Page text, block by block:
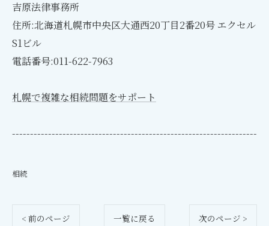
吉原法律事務所
住所:北海道札幌市中央区大通西20丁目2番20号 エクセル
S1ビル
電話番号:011-622-7963
札幌で複雑な相続問題をサポート
--------------------------------------------------------------------
相続
< 前のページ 一覧に戻る 次のページ >